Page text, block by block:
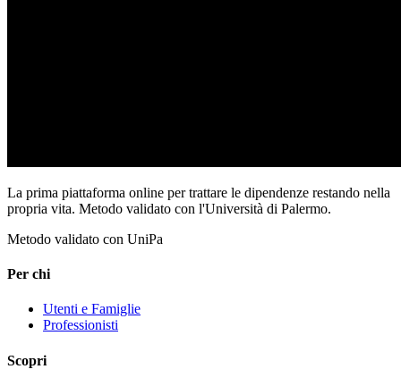
La prima piattaforma online per trattare le dipendenze restando nella
propria vita. Metodo validato con l'Università di Palermo.
Metodo validato con UniPa
Per chi
Utenti e Famiglie
Professionisti
Scopri